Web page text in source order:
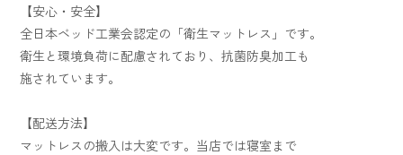
【安心・安全】
全日本ベッド工業会認定の「衛生マットレス」です。
衛生と環境負荷に配慮されており、抗菌防臭加工も
施されています。
【配送方法】
マットレスの搬入は大変です。当店では寝室まで